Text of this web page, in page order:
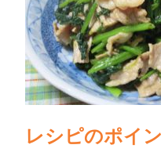
レシピのポイ